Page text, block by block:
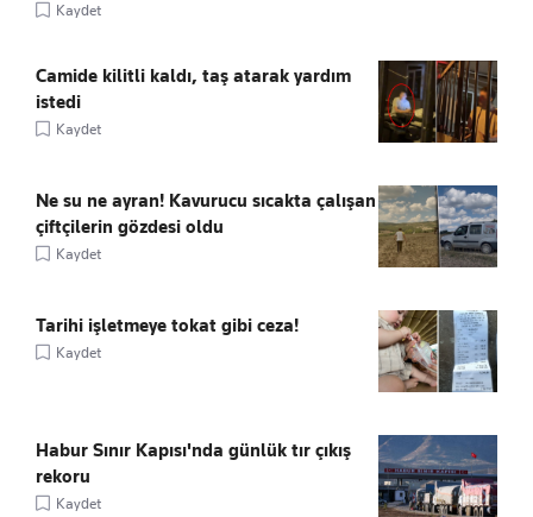
Kaydet
Camide kilitli kaldı, taş atarak yardım
istedi
Kaydet
Ne su ne ayran! Kavurucu sıcakta çalışan
çiftçilerin gözdesi oldu
Kaydet
Tarihi işletmeye tokat gibi ceza!
Kaydet
Habur Sınır Kapısı'nda günlük tır çıkış
rekoru
Kaydet